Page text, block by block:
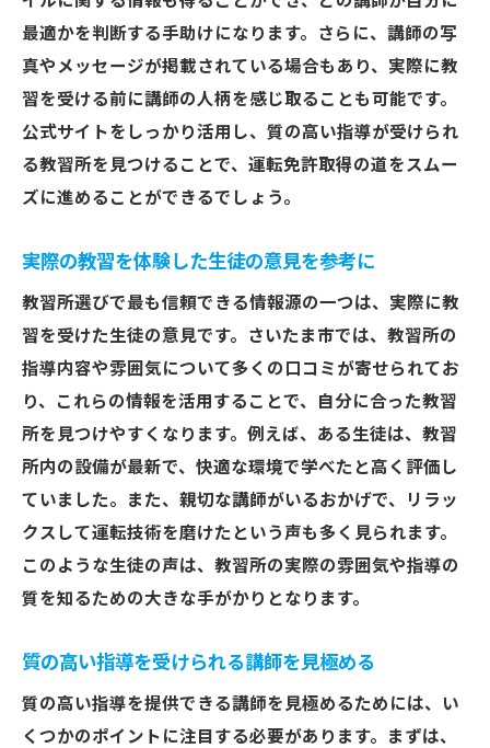
最適かを判断する手助けになります。さらに、講師の写
真やメッセージが掲載されている場合もあり、実際に教
習を受ける前に講師の人柄を感じ取ることも可能です。
公式サイトをしっかり活用し、質の高い指導が受けられ
る教習所を見つけることで、運転免許取得の道をスムー
ズに進めることができるでしょう。
実際の教習を体験した生徒の意見を参考に
教習所選びで最も信頼できる情報源の一つは、実際に教
習を受けた生徒の意見です。さいたま市では、教習所の
指導内容や雰囲気について多くの口コミが寄せられてお
り、これらの情報を活用することで、自分に合った教習
所を見つけやすくなります。例えば、ある生徒は、教習
所内の設備が最新で、快適な環境で学べたと高く評価し
ていました。また、親切な講師がいるおかげで、リラッ
クスして運転技術を磨けたという声も多く見られます。
このような生徒の声は、教習所の実際の雰囲気や指導の
質を知るための大きな手がかりとなります。
質の高い指導を受けられる講師を見極める
質の高い指導を提供できる講師を見極めるためには、い
くつかのポイントに注目する必要があります。まずは、